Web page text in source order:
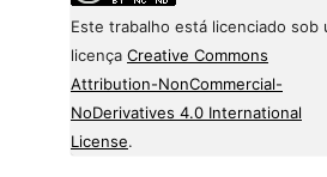
Este trabalho está licenciado sob
licença Creative Commons
Attribution-NonCommercial-
NoDerivatives 4.0 International
License.